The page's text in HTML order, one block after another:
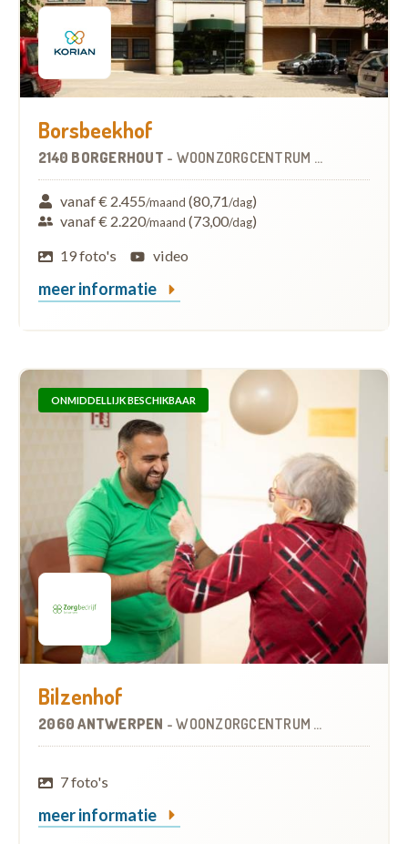
Borsbeekhof
2140 BORGERHOUT - WOONZORGCENTRUM (WZC)
vanaf € 2.455/maand (80,71/dag)
vanaf € 2.220/maand (73,00/dag)
19 foto's
video
meer informatie
ONMIDDELLIJK BESCHIKBAAR
Bilzenhof
2060 ANTWERPEN -WOONZORGCENTRUM (WZC)
7 foto's
meer informatie